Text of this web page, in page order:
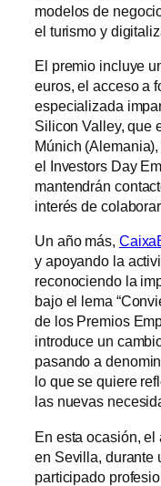
modelos de
el turismo y
El premio incluye
euros, el acceso a
especializada
Silicon Valley, que
Múnich
el Investors Day
mantendrán
interés de
Un año más,
y apoyando la
reconociendo la
bajo el lema
de los Premios
introduce un
pasando a
lo que se quiere
las nuevas
En esta ocasión,
en Sevilla, durante
participado